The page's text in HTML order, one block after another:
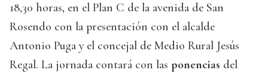
18,30 horas, en el Plan C de la avenida de San
Rosendo con la presentación con el alcalde
Antonio Puga y el concejal de Medio Rural Jesús
Regal. La jornada contará con las ponencias del